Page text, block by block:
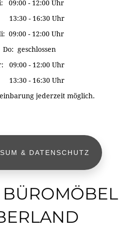
09:00 - 12:00 Uhr
- 16:30 Uhr
09:00 - 12:00 Uhr
Do: geschlossen
09:00 - 12:00 Uhr
- 16:30 Uhr
jederzeit möglich.
& DATENSCHUTZ
BÜROMÖBEL